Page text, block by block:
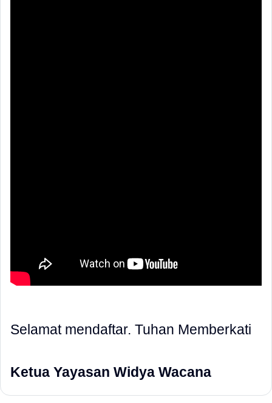
Selamat mendaftar. Tuhan Memberkati
Ketua Yayasan Widya Wacana